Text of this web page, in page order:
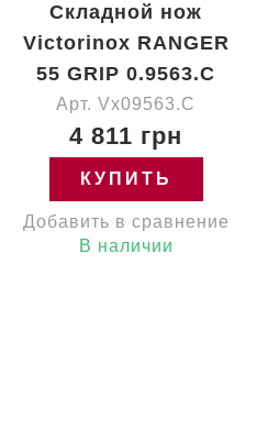
Складной нож
Victorinox RANGER
55 GRIP 0.9563.C
Арт. Vx09563.C
4 811 грн
КУПИТЬ
Добавить в сравнение
В наличии